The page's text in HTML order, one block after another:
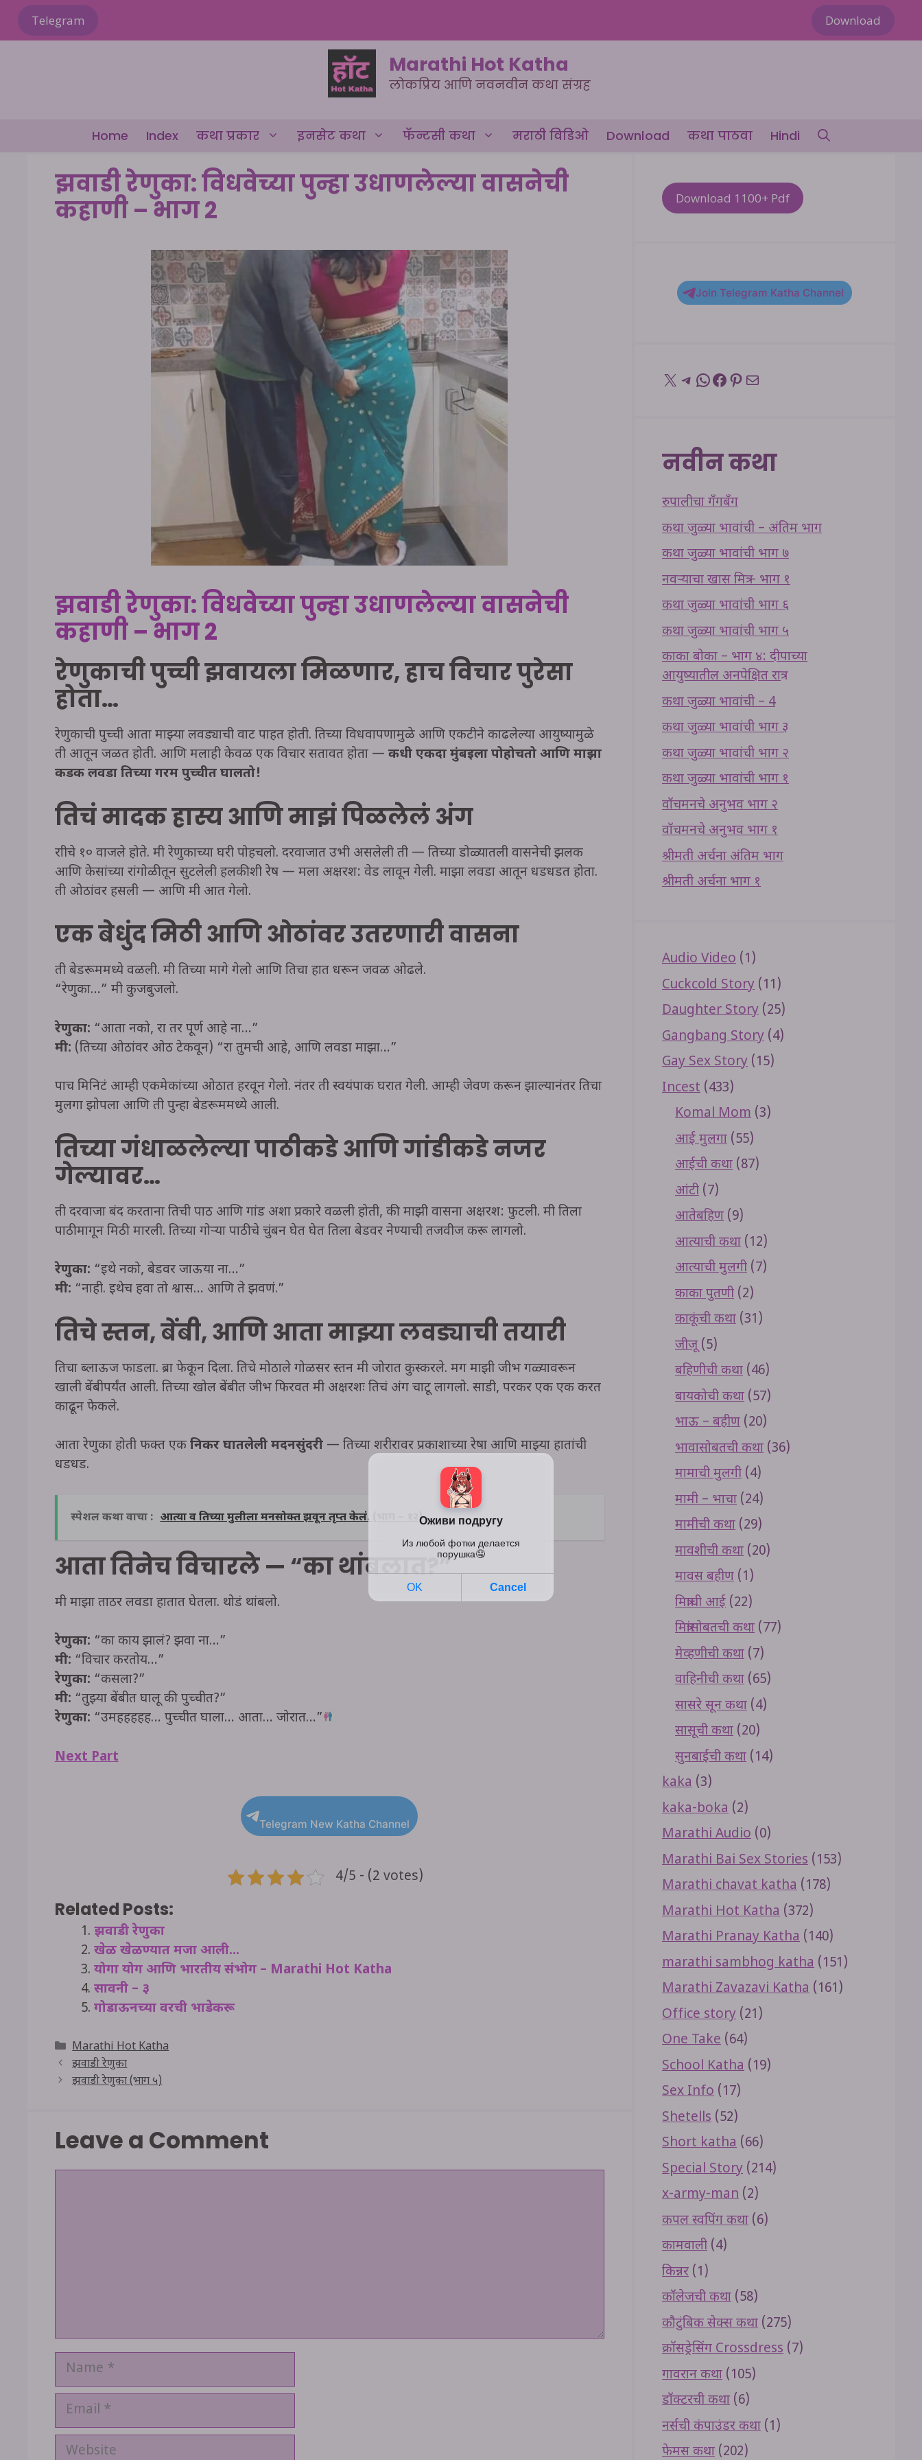
Telegram Download
Marathi Hot Katha
लोकप्रिय आणि नवनवीन कथा संग्रह
Home Index कथा प्रकार इनसेट कथा फॅन्टसी कथा मराठी विडिओ Download कथा पाठवा Hindi
झवाडी रेणुका: विधवेच्या पुन्हा उधाणलेल्या वासनेची
कहाणी – भाग 2
झवाडी रेणुका: विधवेच्या पुन्हा उधाणलेल्या वासनेची
कहाणी – भाग 2
रेणुकाची पुच्ची झवायला मिळणार, हाच विचार पुरेसा
होता…
रेणुकाची पुच्ची आता माझ्या लवड्याची वाट पाहत होती. तिच्या विधवापणामुळे आणि एकटीने काढलेल्या आयुष्यामुळे
ती आतून जळत होती. आणि मलाही केवळ एक विचार सतावत होता — कधी एकदा मुंबईला पोहोचतो आणि माझा
कडक लवडा तिच्या गरम पुच्चीत घालतो!
तिचं मादक हास्य आणि माझं पिळलेलं अंग
रात्रीचे १० वाजले होते. मी रेणुकाच्या घरी पोहचलो. दरवाजात उभी असलेली ती — तिच्या डोळ्यातली वासनेची झलक
आणि केसांच्या रांगोळीतून सुटलेली हलकीशी रेष — मला अक्षरश: वेड लावून गेली. माझा लवडा आतून धडधडत होता.
ती ओठांवर हसली — आणि मी आत गेलो.
एक बेधुंद मिठी आणि ओठांवर उतरणारी वासना
ती बेडरूममध्ये वळली. मी तिच्या मागे गेलो आणि तिचा हात धरून जवळ ओढले.
“रेणुका…” मी कुजबुजलो.
रेणुका: “आता नको, रात्र तर पूर्ण आहे ना…”
मी: (तिच्या ओठांवर ओठ टेकवून) “रात्र तुमची आहे, आणि लवडा माझा…”
पाच मिनिटं आम्ही एकमेकांच्या ओठात हरवून गेलो. नंतर ती स्वयंपाक घरात गेली. आम्ही जेवण करून झाल्यानंतर तिचा
मुलगा झोपला आणि ती पुन्हा बेडरूममध्ये आली.
तिच्या गंधाळलेल्या पाठीकडे आणि गांडीकडे नजर
गेल्यावर…
ती दरवाजा बंद करताना तिची पाठ आणि गांड अशा प्रकारे वळली होती, की माझी वासना अक्षरश: फुटली. मी तिला
पाठीमागून मिठी मारली. तिच्या गोऱ्या पाठीचे चुंबन घेत घेत तिला बेडवर नेण्याची तजवीज करू लागलो.
रेणुका: “इथे नको, बेडवर जाऊया ना…”
मी: “नाही. इथेच हवा तो श्वास… आणि ते झवणं.”
तिचे स्तन, बेंबी, आणि आता माझ्या लवड्याची तयारी
तिचा ब्लाऊज फाडला. ब्रा फेकून दिला. तिचे मोठाले गोळसर स्तन मी जोरात कुस्करले. मग माझी जीभ गळ्यावरून
खाली बेंबीपर्यंत आली. तिच्या खोल बेंबीत जीभ फिरवत मी अक्षरशः तिचं अंग चाटू लागलो. साडी, परकर एक एक करत
काढून फेकले.
आता रेणुका होती फक्त एक निकर घातलेली मदनसुंदरी— तिच्या शरीरावर प्रकाशाच्या रेषा आणि माझ्या हातांची
धडधड.
स्पेशल कथा वाचा : आत्या व तिच्या मुलीला मनसोक्त झवून तृप्त केलं. (भाग – १२)
आता तिनेच विचारले — “का थांबलात?”
मी माझा ताठर लवडा हातात घेतला. थोडं थांबलो.
रेणुका: “का काय झालं? झवा ना…”
मी: “विचार करतोय…”
रेणुका: “कसला?”
मी: “तुझ्या बेंबीत घालू की पुच्चीत?”
रेणुका: “उमहहहहह… पुच्चीत घाला… आता… जोरात…”
Next Part
Telegram New Katha Channel
4/5 - (2 votes)
Related Posts:
झवाडी रेणुका
खेळ खेळण्यात मजा आली…
योगा योग आणि भारतीय संभोग – Marathi Hot Katha
सावनी – ३
गोडाऊनच्या वरची भाडेकरू
Categories
Marathi Hot Katha
झवाडी रेणुका
झवाडी रेणुका (भाग ५)
Leave a Comment
Name
Email
Website
Download 1100+ Pdf
Join Telegram Katha Channel
X Telegram
WhatsApp
Facebook
Pinterest
Mail
नवीन कथा
रुपालीचा गँगबँग
कथा जुळ्या भावांची – अंतिम भाग
कथा जुळ्या भावांची भाग ७
नवऱ्याचा खास मित्र – भाग १
कथा जुळ्या भावांची भाग ६
कथा जुळ्या भावांची भाग ५
काका बोका – भाग ४: दीपाच्या
आयुष्यातील अनपेक्षित रात्र
कथा जुळ्या भावांची – 4
कथा जुळ्या भावांची भाग ३
कथा जुळ्या भावांची भाग २
कथा जुळ्या भावांची भाग १
वॉचमनचे अनुभव भाग २
वॉचमनचे अनुभव भाग १
श्रीमती अर्चना अंतिम भाग
श्रीमती अर्चना भाग १
Audio Video (1)
Cuckcold Story (11)
Daughter Story (25)
Gangbang Story (4)
Gay Sex Story (15)
Incest (433)
Komal Mom (3)
आई मुलगा (55)
आईची कथा (87)
आंटी (7)
आतेबहिण (9)
आत्याची कथा (12)
आत्याची मुलगी (7)
काका पुतणी (2)
काकूंची कथा (31)
जीजू(5)
बहिणीची कथा (46)
बायकोची कथा (57)
भाऊ – बहीण (20)
भावासोबतची कथा (36)
मामाची मुलगी (4)
मामी – भाचा (24)
मामीची कथा (29)
मावशीची कथा (20)
मावस बहीण (1)
मित्राची आई (22)
मित्रांसोबतची कथा (77)
मेव्हणीची कथा (7)
वाहिनीची कथा (65)
सासरे सून कथा (4)
सासूची कथा (20)
सुनबाईची कथा (14)
kaka (3)
kaka-boka (2)
Marathi Audio (0)
Marathi Bai Sex Stories (153)
Marathi chavat katha (178)
Marathi Hot Katha (372)
Marathi Pranay Katha (140)
marathi sambhog katha (151)
Marathi Zavazavi Katha (161)
Office story (21)
One Take (64)
School Katha (19)
Sex Info (17)
Shetells (52)
Short katha (66)
Special Story (214)
x-army-man (2)
कपल स्वपिंग कथा (6)
कामवाली (4)
किन्नर (1)
कॉलेजची कथा (58)
कौटुंबिक सेक्स कथा (275)
क्रॉसड्रेसिंग Crossdress (7)
गावरान कथा (105)
डॉक्टरची कथा (6)
नर्सची कंपाउंडर कथा (1)
फेमस कथा (202)